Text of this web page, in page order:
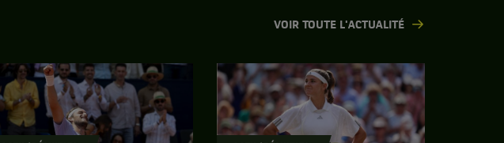
VOIR TOUTE L'ACTUALITÉ